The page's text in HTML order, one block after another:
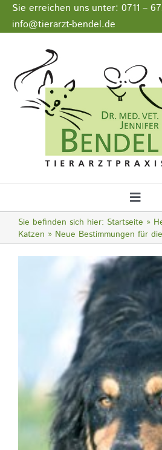
Zum
Inhalt
Sie erreichen uns unter: 0711 –
info@tierarzt-bendel.de
Stellenangebote
Impressum
Datenschutz
Toggle
Startseite
Tierarztpraxis
Tierhalterinfos
Kontakt
Termine
Sie befinden sich hier: Startseite
Katzen
Neue Bestimmungen für